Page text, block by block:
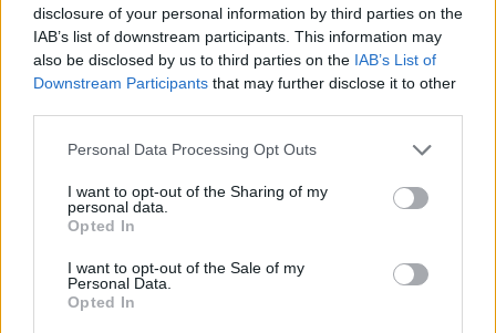
disclosure of your personal information by third parties on the
IAB’s list of downstream participants. This information may
also be disclosed by us to third parties on the IAB’s List of
Downstream Participants that may further disclose it to other
Personal Data Processing Opt Outs
I want to opt-out of the Sharing of my
personal data.
Opted In
I want to opt-out of the Sale of my
Personal Data.
Opted In
pénzintézet holnapján reggel közölték, hogy technikai
okokból előfordulhat, hogy egyes OTP Bank által
kibocsátott kártyáknál a tranzakciók sikertelenek és...
KEDVES OLVASÓNK!
tartozik, melynek olvasása előfizetéses
regisztrációhoz kötött.
Az előfizetés a következőket tartalmazza:
Portfolio.hu teljes cikkarchívum